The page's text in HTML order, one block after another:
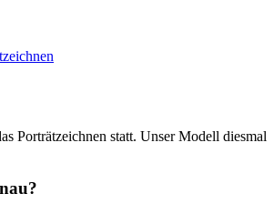
Porträtzeichnen statt. Unser Modell diesmal